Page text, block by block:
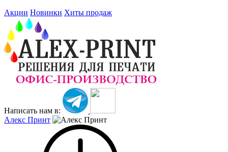
Акции Новинки Хиты продаж
Написать нам в:
Алекс Принт